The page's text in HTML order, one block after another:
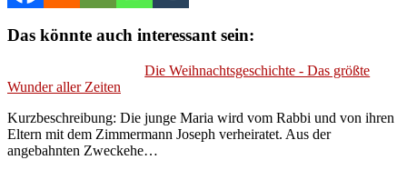
Das könnte auch interessant sein:
Die Weihnachtsgeschichte - Das größte
Wunder aller Zeiten
Kurzbeschreibung: Die junge Maria wird vom Rabbi und von ihren
Eltern mit dem Zimmermann Joseph verheiratet. Aus der
angebahnten Zweckehe…